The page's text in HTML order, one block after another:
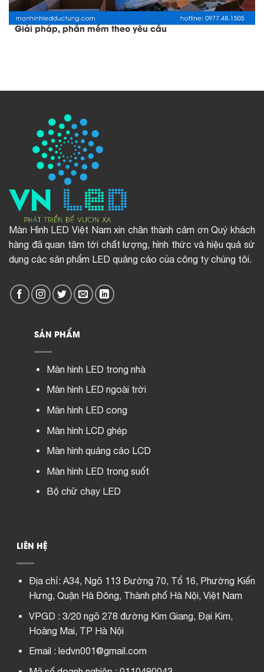
Giải pháp, phần mềm theo yêu cầu
Màn Hình LED Việt Nam xin chân thành cảm ơn Quý khách
hàng đã quan tâm tới chất lượng, hình thức và hiệu quả sử
dụng các sản phẩm LED quảng cáo của công ty chúng tôi.
SẢN PHẨM
Màn hình LED trong nhà
Màn hình LED ngoài trời
Màn hình LED cong
Màn hình LCD ghép
Màn hình quảng cáo LCD
Màn hình LED trong suốt
Bộ chữ chạy LED
LIÊN HỆ
Địa chỉ: A34, Ngõ 113 Đường 70, Tổ 16, Phường Kiến
Hưng, Quận Hà Đông, Thành phố Hà Nội, Việt Nam
VPGD : 3/20 ngõ 278 đường Kim Giang, Đại Kim,
Hoàng Mai, TP Hà Nội
Email : ledvn001@gmail.com